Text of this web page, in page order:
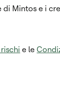
Mintos e i
e le